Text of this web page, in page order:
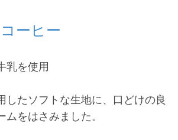
ーヒー
乳を使用
したソフトな生地に、口どけの良
をはさみました。